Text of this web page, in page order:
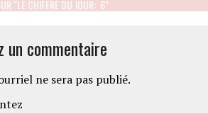
"LE CHIFFRE DU JOUR: 6"
un commentaire
ne sera pas publié.